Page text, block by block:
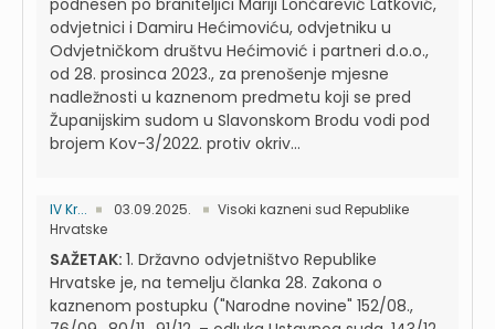
podnesen po braniteljici Mariji Lončarević Latković,
odvjetnici i Damiru Hećimoviću, odvjetniku u
Odvjetničkom društvu Hećimović i partneri d.o.o.,
od 28. prosinca 2023., za prenošenje mjesne
nadležnosti u kaznenom predmetu koji se pred
Županijskim sudom u Slavonskom Brodu vodi pod
brojem Kov-3/2022. protiv okriv...
IV Kr... 03.09.2025.
Visoki kazneni sud Republike
Hrvatske
SAŽETAK: 1. Državno odvjetništvo Republike
Hrvatske je, na temelju članka 28. Zakona o
kaznenom postupku ("Narodne novine" 152/08.,